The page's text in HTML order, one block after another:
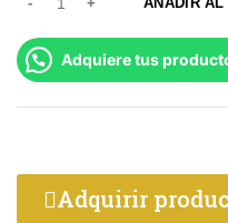
Adquiere tus
Adquirir